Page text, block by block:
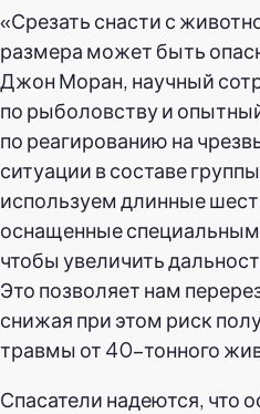
«Срезать снасти с
размера может быть
Джон Моран, научный
по рыболовству и
по реагированию на
ситуации в составе
используем длинные
оснащенные
чтобы увеличить
Это позволяет нам
снижая при этом риск
травмы от 40-тонного
Спасатели надеются, что